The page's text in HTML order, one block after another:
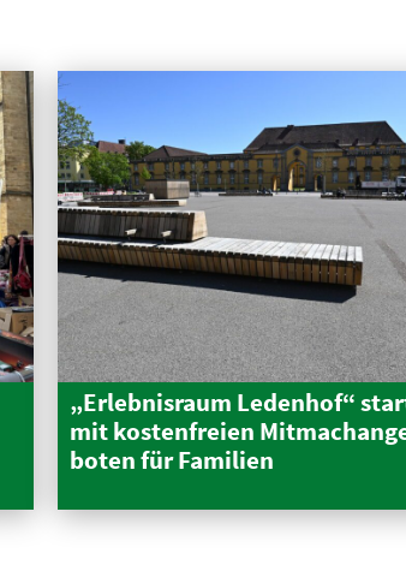
„Erleb­nisraum Ledenhof“
mit kosten­freien
boten für Familien